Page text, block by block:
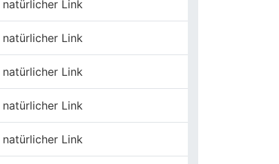
natürlicher Link
natürlicher Link
natürlicher Link
natürlicher Link
natürlicher Link